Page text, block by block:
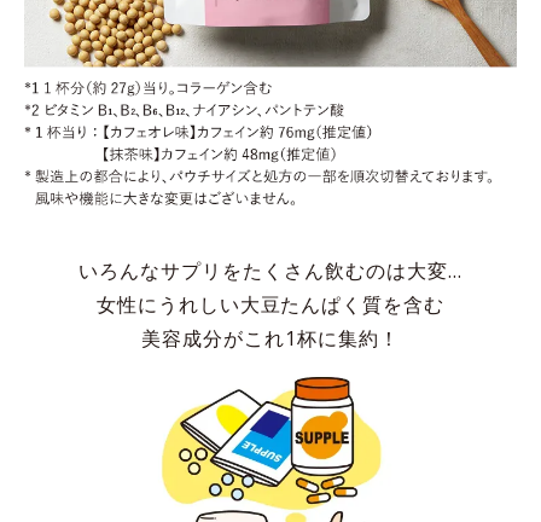
いろんなサプリをたくさん飲むのは大変…
女性にうれしい大豆たんぱく質を含む
美容成分がこれ1杯に集約！